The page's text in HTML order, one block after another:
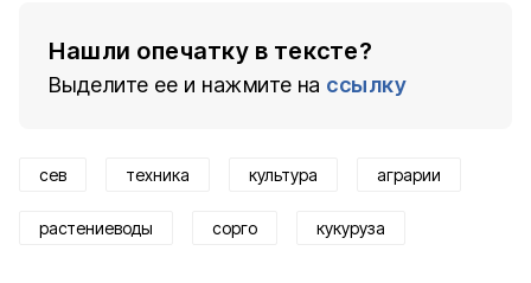
Нашли опечатку в тексте?
Выделите ее и нажмите на ссылку
сев техника культура аграрии
растениеводы сорго кукуруза